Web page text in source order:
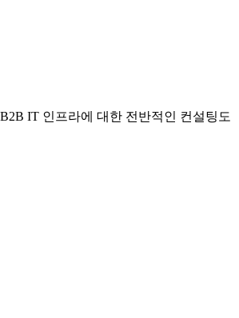
IT 인프라에 대한 전반적인 컨설팅도